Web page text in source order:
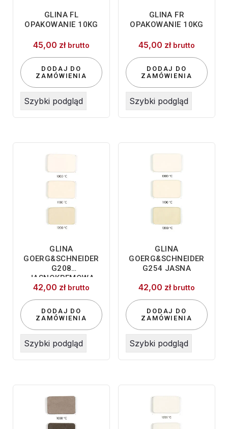
GLINA FL
OPAKOWANIE 10KG
45,00 zł brutto
DODAJ DO
ZAMÓWIENIA
Szybki podgląd
GLINA FR
OPAKOWANIE 10KG
45,00 zł brutto
DODAJ DO
ZAMÓWIENIA
Szybki podgląd
GLINA
GOERG&SCHNEIDER
G208
JASNOKREMOWA
10KG
42,00 zł brutto
DODAJ DO
ZAMÓWIENIA
Szybki podgląd
GLINA
GOERG&SCHNEIDER
G254 JASNA
42,00 zł brutto
DODAJ DO
ZAMÓWIENIA
Szybki podgląd